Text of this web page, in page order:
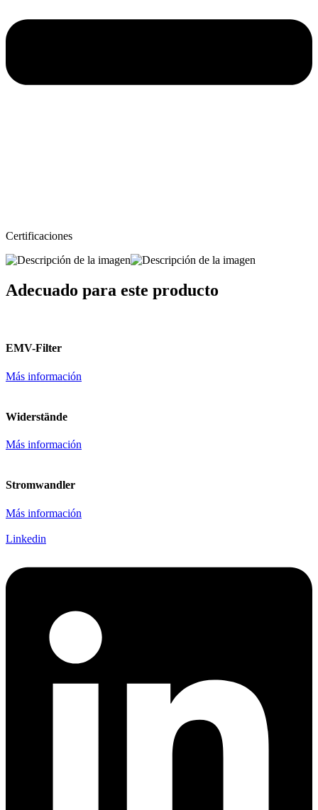
Certificaciones
Adecuado para este producto
EMV-Filter
Más información
Widerstände
Más información
Stromwandler
Más información
Linkedin